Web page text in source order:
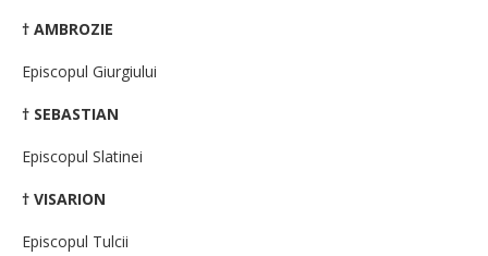
† AMBROZIE
Episcopul Giurgiului
† SEBASTIAN
Episcopul Slatinei
† VISARION
Episcopul Tulcii